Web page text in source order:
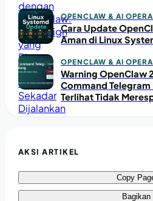
OPENCLAW & AI
Cara Update
Aman di Linux
OPENCLAW & AI
Warning OpenClaw
Command
Terlihat Tidak
AKSI ARTIKEL
Copy
Bagikan